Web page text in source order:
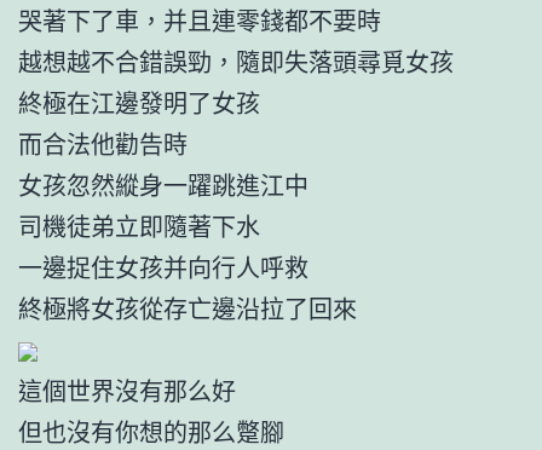
哭著下了車，并且連零錢都不要時
越想越不合錯誤勁，隨即失落頭尋覓女孩
終極在江邊發明了女孩
而合法他勸告時
女孩忽然縱身一躍跳進江中
司機徒弟立即隨著下水
一邊捉住女孩并向行人呼救
終極將女孩從存亡邊沿拉了回來
這個世界沒有那么好
但也沒有你想的那么蹩腳